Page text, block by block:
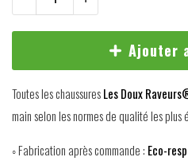
Ajouter
Toutes les chaussuresLes Doux
main selon les normes de qualité les plus
◦ Fabrication après commande : Eco-